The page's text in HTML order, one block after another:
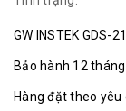
GW INSTEK GDS-
Bảo hành 12 tháng
Hàng đặt theo yêu